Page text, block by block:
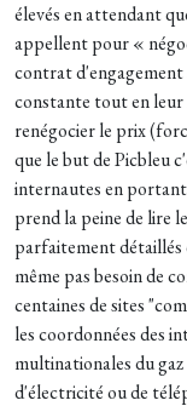
élevés en attendant
appellent pour «
contrat d'engagement
constante tout en
renégocier le prix
que le but de Picbleu
internautes en portant
prend la peine de lire
parfaitement détaillés
même pas besoin de
centaines de sites
les coordonnées des
multinationales du
d'électricité ou de